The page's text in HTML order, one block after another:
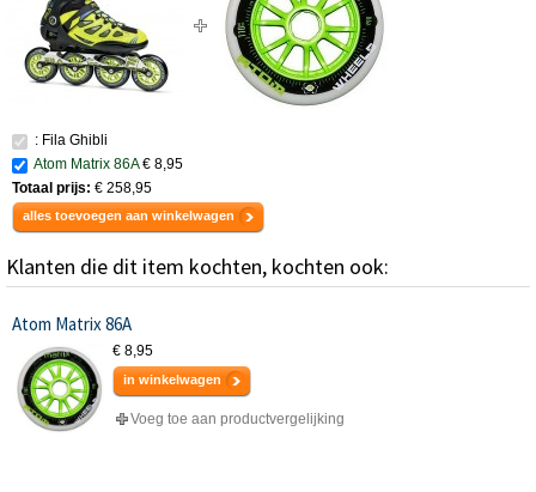
: Fila Ghibli
Atom Matrix 86A € 8,95
Totaal prijs: € 258,95
alles toevoegen aan winkelwagen
Klanten die dit item kochten, kochten ook:
Atom Matrix 86A
€ 8,95
in winkelwagen
Voeg toe aan productvergelijking